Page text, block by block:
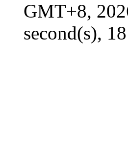
GMT+8,
second(s),